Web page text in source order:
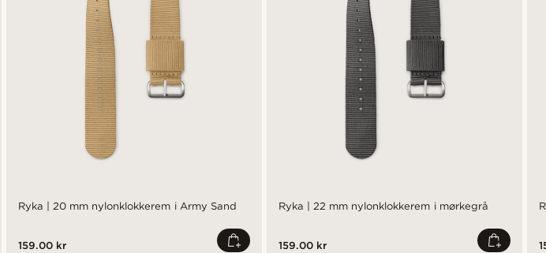
Ryka | 20 mm nylonklokkerem i Army Sand
159.00 kr
Ryka | 22 mm nylonklokkerem i mørkegrå
159.00 kr